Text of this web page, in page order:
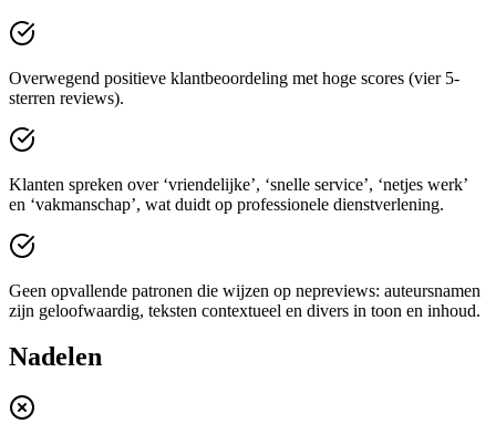
Overwegend positieve klantbeoordeling met hoge scores (vier 5-
sterren reviews).
Klanten spreken over ‘vriendelijke’, ‘snelle service’, ‘netjes werk’
en ‘vakmanschap’, wat duidt op professionele dienstverlening.
Geen opvallende patronen die wijzen op nepreviews: auteursnamen
zijn geloofwaardig, teksten contextueel en divers in toon en inhoud.
Nadelen